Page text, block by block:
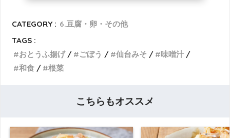
CATEGORY : 6.豆腐・卵・その他
TAGS :
おとうふ揚げ
ごぼう 仙台みそ
味噌汁
和食
根菜
こちらもオススメ